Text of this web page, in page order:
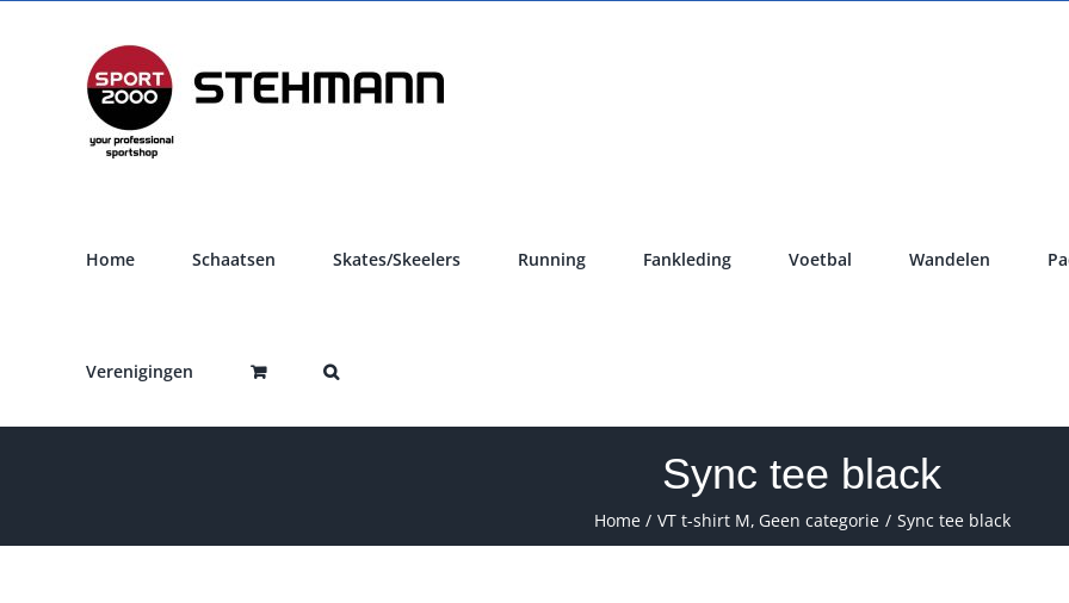
Home Schaatsen Skates/Skeelers Running Fankleding Voetbal Wandelen
Verenigingen
Sync tee black
Home VT t-shirt M Geen categorie Sync tee black